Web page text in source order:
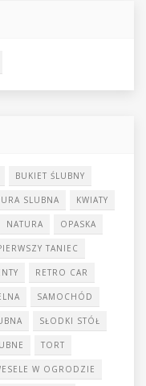
BUKIET ŚLUBNY
SLUBNA KWIATY
NATURA OPASKA
TANIEC
RETRO CAR
SAMOCHÓD
SŁODKI STÓŁ
TORT
W OGRODZIE